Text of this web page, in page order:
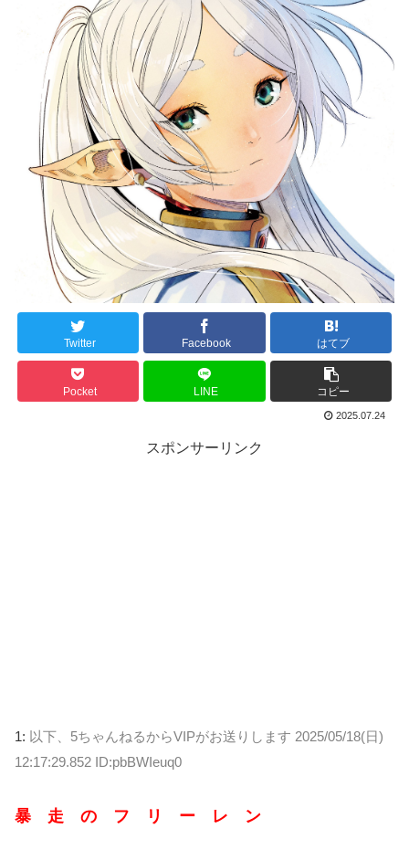
Twitter Facebook はてブ
Pocket LINE コピー
2025.07.24
スポンサーリンク
1: 以下、5ちゃんねるからVIPがお送りします 2025/05/18(日)
12:17:29.852 ID:pbBWIeuq0
暴 走 の フ リ ー レ ン